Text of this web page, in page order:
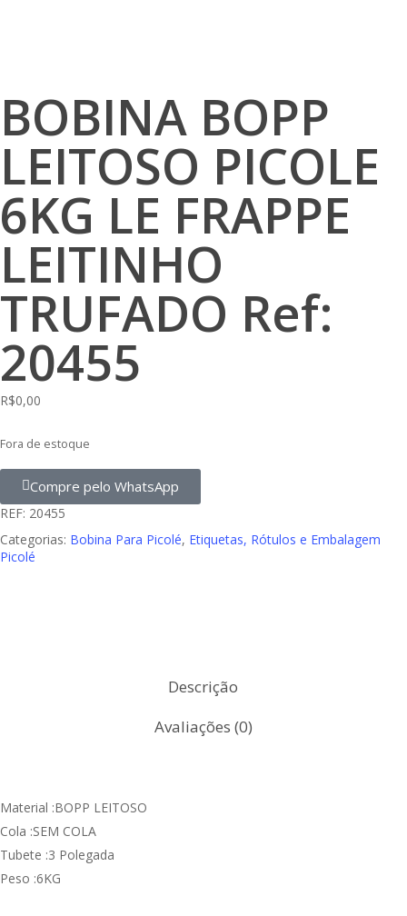
BOBINA BOPP
LEITOSO PICOLE
6KG LE FRAPPE
LEITINHO
TRUFADO Ref:
20455
R$0,00
Fora de estoque
Compre pelo WhatsApp
REF: 20455
Categorias: Bobina Para Picolé, Etiquetas, Rótulos e Embalagem
Picolé
Descrição
Avaliações (0)
Material :BOPP LEITOSO
Cola :SEM COLA
Tubete :3 Polegada
Peso :6KG